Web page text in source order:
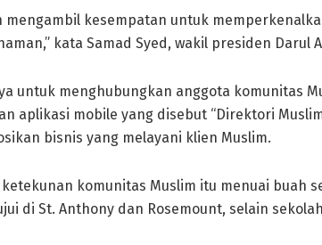
mengambil kesempatan untuk
kata Samad Syed, wakil presiden Darul
untuk menghubungkan anggota komunitas
aplikasi mobile yang disebut “Direktori
bisnis yang melayani klien Muslim.
ketekunan komunitas Muslim itu menuai buah
di St. Anthony dan Rosemount, selain